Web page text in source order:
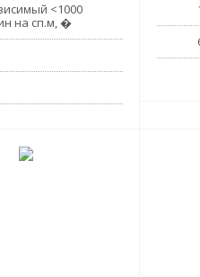
<1000
на сп.м, �